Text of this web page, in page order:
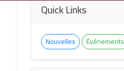
Quick Links
Nouvelles Événements